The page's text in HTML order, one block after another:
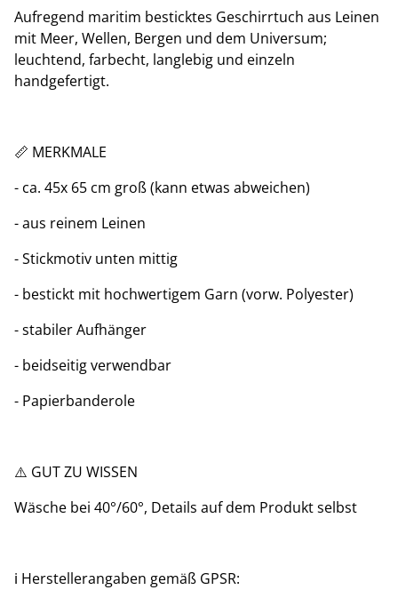
Aufregend maritim besticktes Geschirrtuch aus Leinen
mit Meer, Wellen, Bergen und dem Universum;
leuchtend, farbecht, langlebig und einzeln
handgefertigt.
📏 MERKMALE
- ca. 45x 65 cm groß (kann etwas abweichen)
- aus reinem Leinen
- Stickmotiv unten mittig
- bestickt mit hochwertigem Garn (vorw. Polyester)
- stabiler Aufhänger
- beidseitig verwendbar
- Papierbanderole
⚠️ GUT ZU WISSEN
Wäsche bei 40°/60°, Details auf dem Produkt selbst
ℹ️ Herstellerangaben gemäß GPSR: